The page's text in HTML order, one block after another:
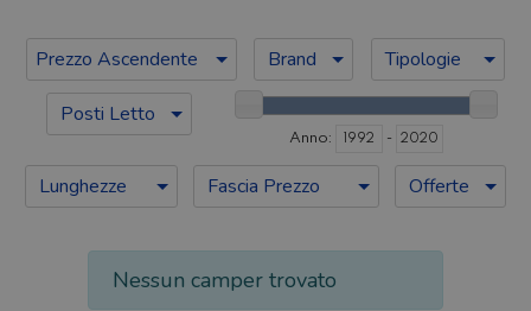
Prezzo Ascendente Brand
Tipologie
Posti Letto
Anno: -
Lunghezze Fascia Prezzo Offerte
Nessun camper trovato